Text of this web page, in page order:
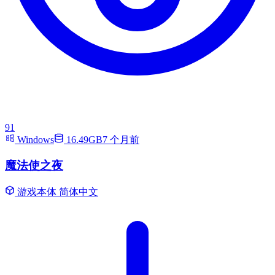
91
Windows
16.49GB7 个月前
魔法使之夜
游戏本体 简体中文